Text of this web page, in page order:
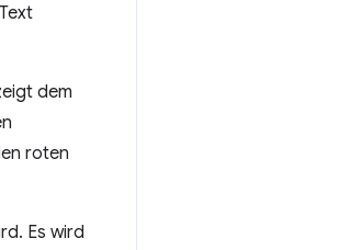
dem
roten
Es wird